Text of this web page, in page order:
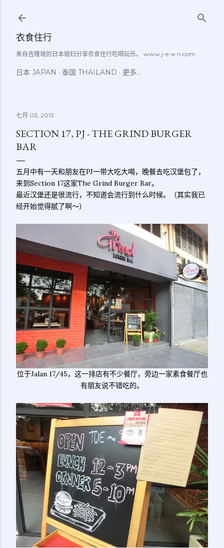
衣食住行
来自吉隆坡的日本媳妇分享衣食住行吃喝玩乐。 www.j-e-a-n.com
日本 JAPAN 泰国 THAILAND 更多…
七月 03, 2013
SECTION 17, PJ - THE GRIND BURGER
BAR
五月中有一天和朋友在PJ一带大吃大喝，晚餐去吃汉堡包了，
来到Section 17这家The Grind Burger Bar。
最近汉堡还是很流行，不知道会流行到什么时候。（其实我已
经开始觉得腻了啊～）
位于Jalan 17/45，这一排店有不少餐厅，旁边一家素食餐厅也
有朋友说不错吃的。